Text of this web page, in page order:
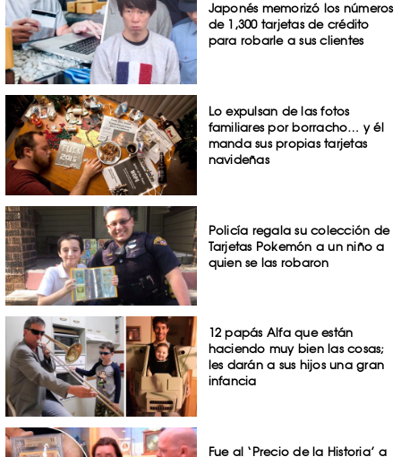
Japonés memorizó los números
de 1,300 tarjetas de crédito
para robarle a sus clientes
Lo expulsan de las fotos
familiares por borracho… y él
manda sus propias tarjetas
navideñas
Policía regala su colección de
Tarjetas Pokemón a un niño a
quien se las robaron
12 papás Alfa que están
haciendo muy bien las cosas;
les darán a sus hijos una gran
infancia
Fue al ‘Precio de la Historia’ a